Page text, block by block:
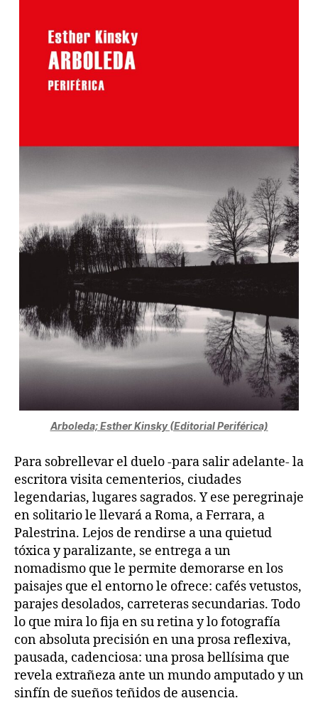
Arboleda; Esther Kinsky (Editorial Periférica)
Para sobrellevar el duelo -para salir adelante- la
escritora visita cementerios, ciudades
legendarias, lugares sagrados. Y ese peregrinaje
en solitario le llevará a Roma, a Ferrara, a
Palestrina. Lejos de rendirse a una quietud
tóxica y paralizante, se entrega a un
nomadismo que le permite demorarse en los
paisajes que el entorno le ofrece: cafés vetustos,
parajes desolados, carreteras secundarias. Todo
lo que mira lo fija en su retina y lo fotografía
con absoluta precisión en una prosa reflexiva,
pausada, cadenciosa: una prosa bellísima que
revela extrañeza ante un mundo amputado y un
sinfín de sueños teñidos de ausencia.